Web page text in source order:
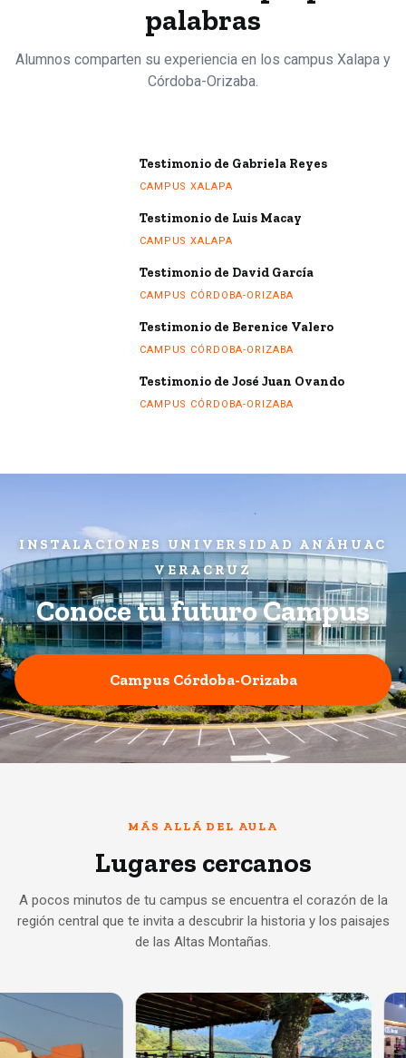
palabras
Alumnos comparten su experiencia en los campus Xalapa y
Córdoba-Orizaba.
de
Testimonio de Gabriela Reyes
CAMPUS XALAPA
Testimonio de Luis Macay
CAMPUS XALAPA
Testimonio de David García
CAMPUS CÓRDOBA-ORIZABA
Testimonio de Berenice Valero
CAMPUS CÓRDOBA-ORIZABA
Testimonio de José Juan Ovando
CAMPUS CÓRDOBA-ORIZABA
INSTALACIONES UNIVERSIDAD ANÁHUAC
VERACRUZ
Conoce tu futuro Campus
Campus Córdoba-Orizaba
MÁS ALLÁ DEL AULA
Lugares cercanos
A pocos minutos de tu campus se encuentra el corazón de la
región central que te invita a descubrir la historia y los paisajes
de las Altas Montañas.